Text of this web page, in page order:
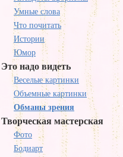
Умные слова
Что почитать
Истории
Юмор
Это надо видеть
Веселые картинки
Объемные картинки
Обманы зрения
Творческая мастерская
Фото
Бодиарт